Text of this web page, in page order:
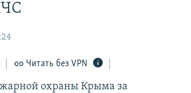
КРЫМА
КРЫМА. 11 ИСТОРИЙ СОПРОТИВЛЕНИЯ
Читать без VPN
охраны Крыма за